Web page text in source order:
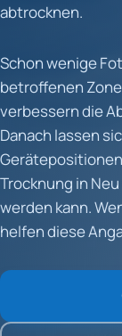
abtrocknen.
Schon wenige
betroffenen
verbessern die
Danach lassen
Trocknung in
werden kann.
helfen diese